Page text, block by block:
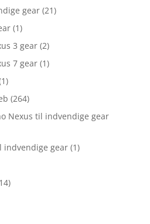
gear (21)
(1)
3 gear (2)
7 gear (1)
(264)
Nexus til indvendige gear
indvendige gear (1)